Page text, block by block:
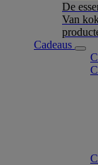
De
Van
Cadeaus